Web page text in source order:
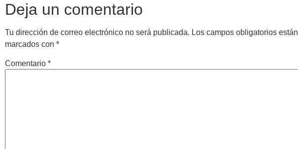
Deja un comentario
Tu dirección de correo electrónico no será publicada. Los campos obligatorios están
marcados con *
Comentario *